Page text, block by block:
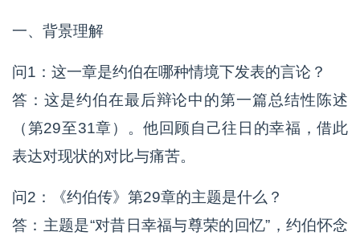
一、背景理解
问1：这一章是约伯在哪种情境下发表的言论？
答：这是约伯在最后辩论中的第一篇总结性陈述
（第29至31章）。他回顾自己往日的幸福，借此
表达对现状的对比与痛苦。
问2：《约伯传》第29章的主题是什么？
答：主题是“对昔日幸福与尊荣的回忆”，约伯怀念